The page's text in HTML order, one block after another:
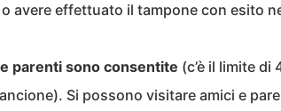
avere effettuato il tampone con esito
parenti sono consentite (c’è il limite
Si possono visitare amici e